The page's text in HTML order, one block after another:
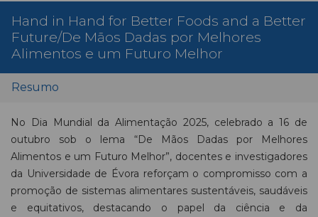
Hand in Hand for Better Foods and a Better
Future/De Mãos Dadas por Melhores
Alimentos e um Futuro Melhor
Resumo
No Dia Mundial da Alimentação 2025, celebrado a 16 de
outubro sob o lema “De Mãos Dadas por Melhores
Alimentos e um Futuro Melhor”, docentes e investigadores
da Universidade de Évora reforçam o compromisso com a
promoção de sistemas alimentares sustentáveis, saudáveis
e equitativos, destacando o papel da ciência e da